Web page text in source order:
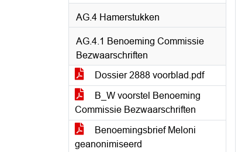
AG.4 Hamerstukken
AG.4.1 Benoeming Commissie
Bezwaarschriften
Dossier 2888 voorblad.pdf
B_W voorstel Benoeming
Commissie Bezwaarschriften
Benoemingsbrief Meloni
geanonimiseerd